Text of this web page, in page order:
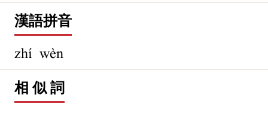
漢語拼音
zhí wèn
相 似 詞